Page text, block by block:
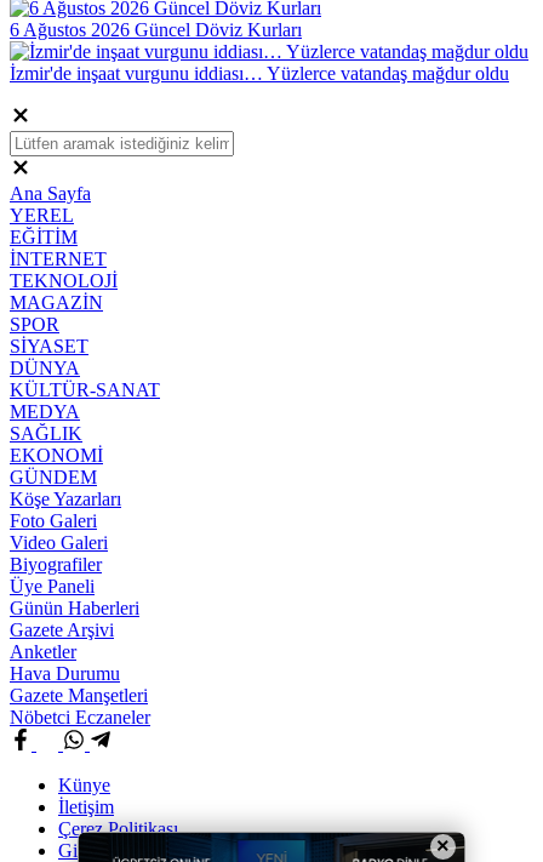
6 Ağustos 2026 Güncel Döviz Kurları
İzmir'de inşaat vurgunu iddiası… Yüzlerce vatandaş mağdur oldu
Ana Sayfa
YEREL
EĞİTİM
İNTERNET
TEKNOLOJİ
MAGAZİN
SPOR
SİYASET
DÜNYA
KÜLTÜR-SANAT
MEDYA
SAĞLIK
EKONOMİ
GÜNDEM
Köşe Yazarları
Foto Galeri
Video Galeri
Biyografiler
Üye Paneli
Günün Haberleri
Gazete Arşivi
Anketler
Hava Durumu
Gazete Manşetleri
Nöbetci Eczaneler
Künye
İletişim
Çerez Politikası
Gizlilik İlkeleri
×